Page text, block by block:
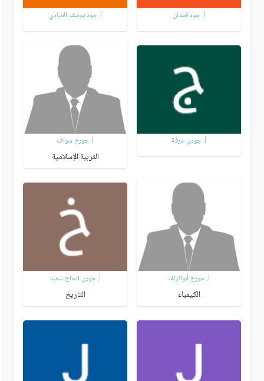
أ. جود قعدان أ. جود يوسف العبادي
أ. جودي عرفة أ. جورج سواف
التربية الإسلامية
أ. جورج أبوالزلف
الكيمياء
أ. جوري الحاج سعيد
التاريخ